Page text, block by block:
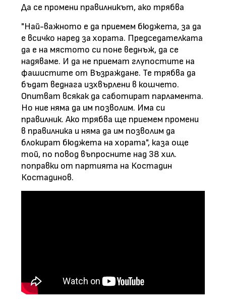
Да се промени правилникът, ако трябва
"Най-важното е да приемем бюджета, за да
е всичко наред за хората. Председателката
да е на мястото си поне веднъж, да се
надяваме. И да не приемат глупостите на
фашистите от Възраждане. Те трябва да
бъдат веднага изхвърлени в кошчето.
Опитват всякак да саботират парламента.
Но ние няма да им позволим. Има си
правилник. Ако трябва ще приемем промени
в правилника и няма да им позволим да
блокират бюджета на хората", каза още
той, по повод въпросните над 38 хил.
поправки от партията на Костадин
Костадинов.